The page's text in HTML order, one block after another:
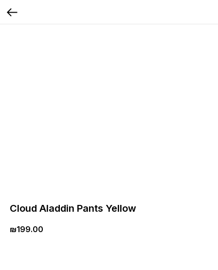
Cloud Aladdin Pants Yellow
₪199.00